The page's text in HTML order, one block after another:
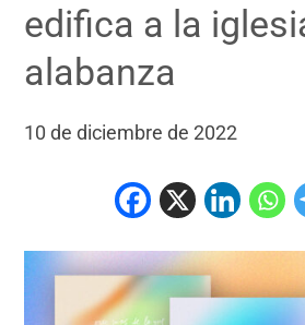
edifica a la
alabanza
10 de diciembre de 2022